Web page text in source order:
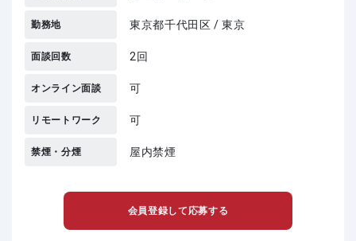
勤務地 東京都千代田区 / 東京
面談回数 2回
オンライン面談 可
リモートワーク 可
禁煙・分煙 屋内禁煙
会員登録して応募する